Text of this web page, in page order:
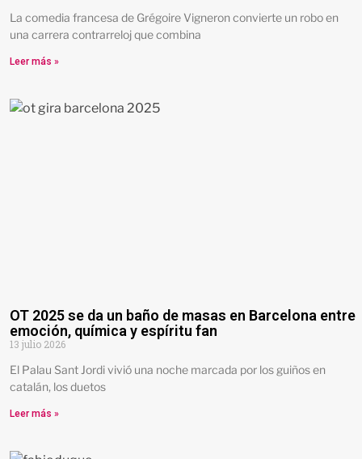
La comedia francesa de Grégoire Vigneron convierte un robo en
una carrera contrarreloj que combina
Leer más »
OT 2025 se da un baño de masas en Barcelona entre
emoción, química y espíritu fan
13 julio 2026
El Palau Sant Jordi vivió una noche marcada por los guiños en
catalán, los duetos
Leer más »